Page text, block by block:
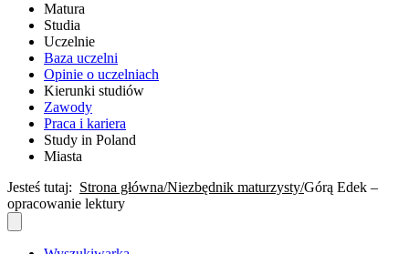
Matura
Studia
Uczelnie
Baza uczelni
Opinie o uczelniach
Kierunki studiów
Zawody
Praca i kariera
Study in Poland
Miasta
Jesteś tutaj: Strona główna Niezbędnik maturzysty Górą Edek –
opracowanie lektury